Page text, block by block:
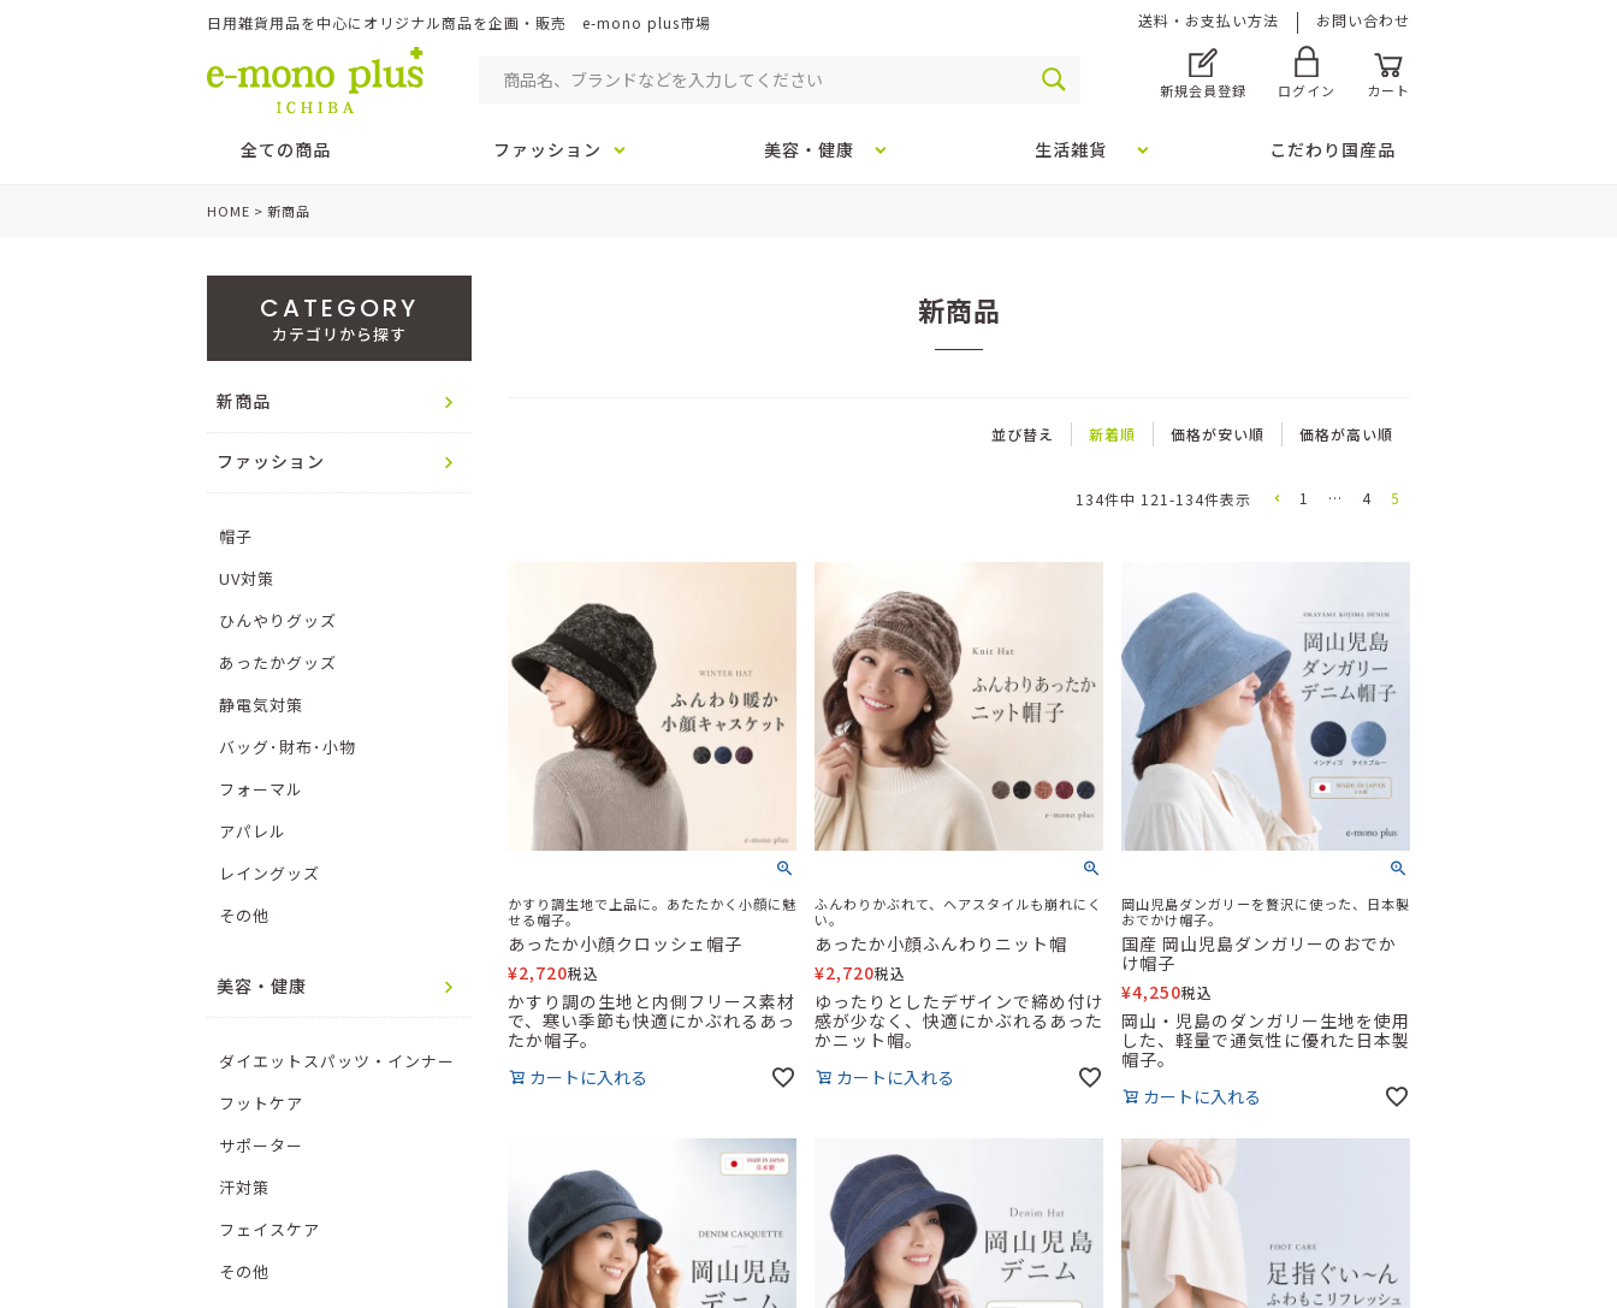
日用雑貨用品を中心にオリジナル商品を企画・販売 e-mono plus市場 送料・お支払い方法 お問い合わせ
新規会員登録 ログイン カート
全ての商品 ファッション 美容・健康 生活雑貨 こだわり国産品
HOME 新商品
CATEGORY
カテゴリから探す
新商品
ファッション
帽子
UV対策
ひんやりグッズ
あったかグッズ
静電気対策
バッグ･財布･小物
フォーマル
アパレル
レイングッズ
その他
美容・健康
ダイエットスパッツ・インナー
フットケア
サポーター
汗対策
フェイスケア
その他
新商品
並び替え 新着順 価格が安い順 価格が高い順
134件中 121 -134件表示 1 … 4 5
かすり調生地で上品に。あたたかく小顔に魅
せる帽子。
あったか小顔クロッシェ帽子
¥2,720税込
かすり調の生地と内側フリース素材
で、寒い季節も快適にかぶれるあっ
たか帽子。
カートに入れる
ふんわりかぶれて、ヘアスタイルも崩れにく
い。
あったか小顔ふんわりニット帽
¥2,720税込
ゆったりとしたデザインで締め付け
感が少なく、快適にかぶれるあった
かニット帽。
カートに入れる
岡山児島ダンガリーを贅沢に使った、日本製
おでかけ帽子。
国産 岡山児島ダンガリーのおでか
け帽子
¥4,250税込
岡山・児島のダンガリー生地を使用
した、軽量で通気性に優れた日本製
帽子。
カートに入れる